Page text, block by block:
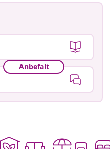
Anbefalt